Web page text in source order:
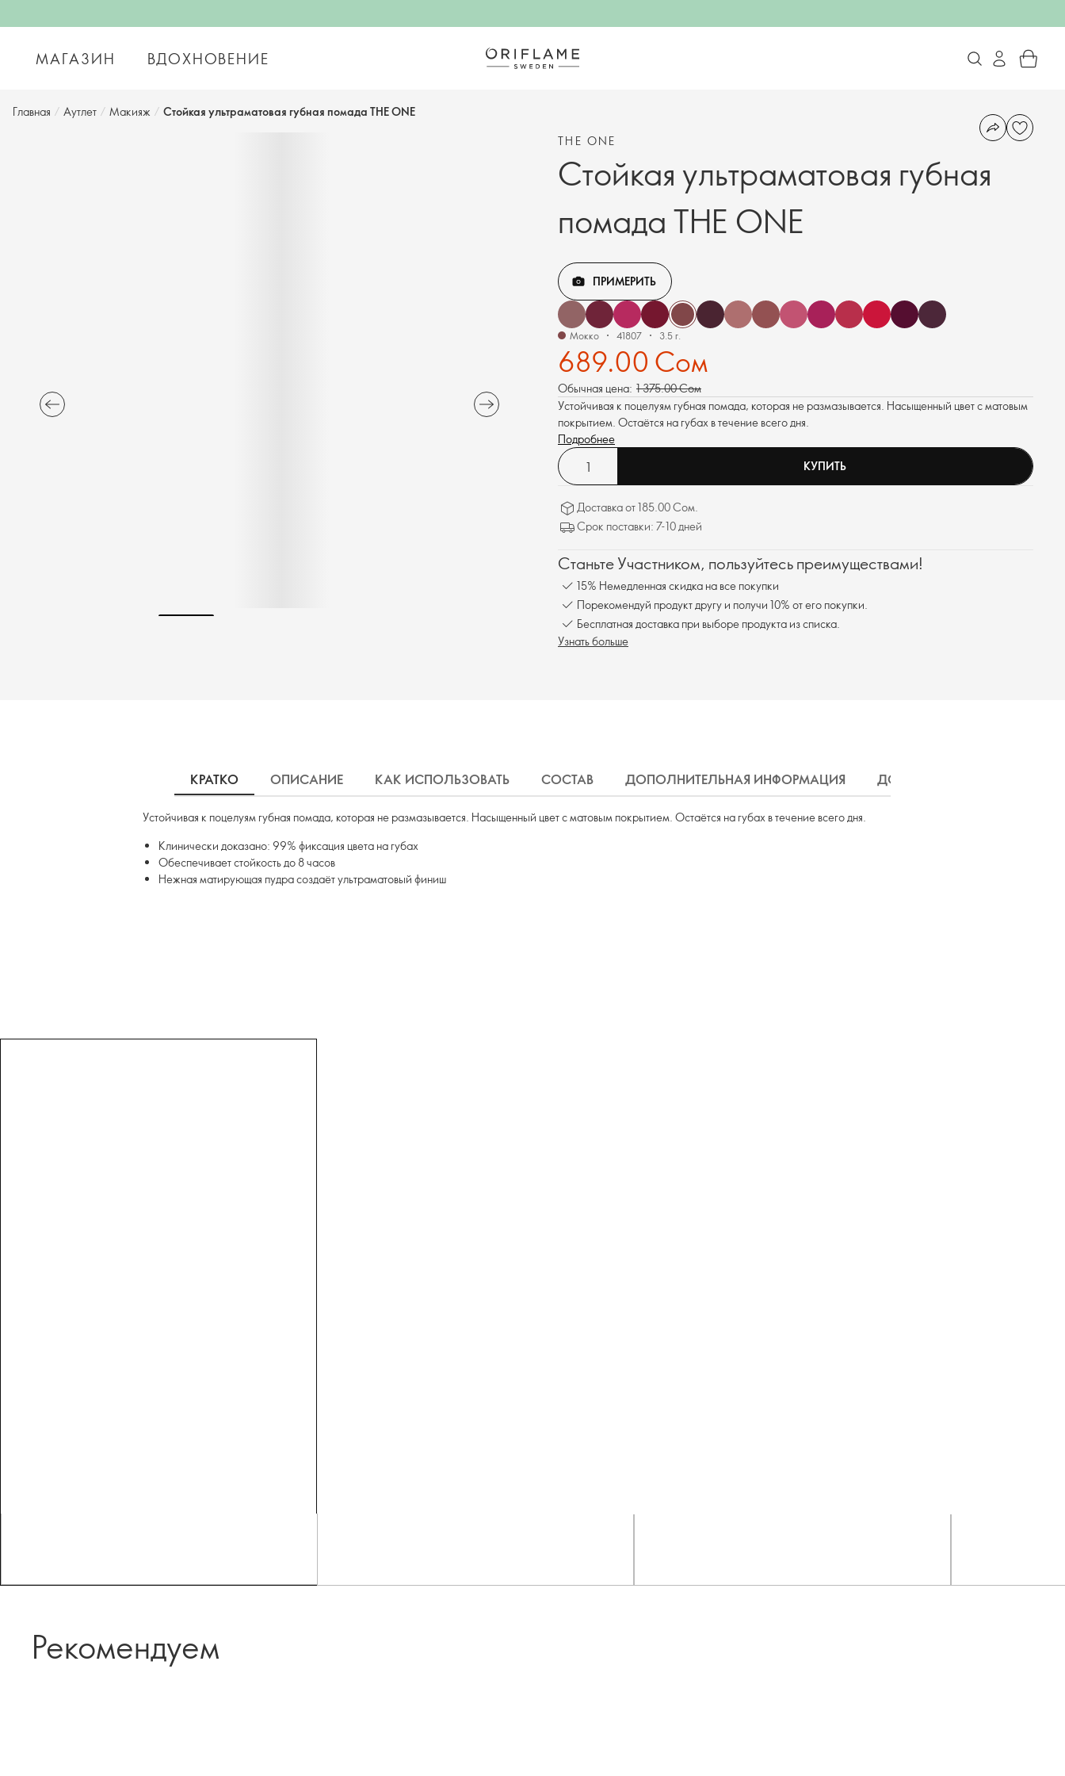
МАГАЗИН ВДОХНОВЕНИЕ
Главная / Аутлет / Макияж / Стойкая ультраматовая губная помада THE ONE
THE ONE
Стойкая ультраматовая губная
помада THE ONE
ПРИМЕРИТЬ
Мокко 41807 3.5 г.
689.00 Сом
Обычная цена: 1 375.00 Сом
Устойчивая к поцелуям губная помада, которая не размазывается. Насыщенный цвет с матовым
покрытием. Остаётся на губах в течение всего дня.
Подробнее
КУПИТЬ
Доставка от 185.00 Сом.
Срок поставки: 7-10 дней
Станьте Участником, пользуйтесь преимуществами!
15% Немедленная скидка на все покупки
Порекомендуй продукт другу и получи 10% от его покупки.
Бесплатная доставка при выборе продукта из списка.
Узнать больше
КРАТКО ОПИСАНИЕ КАК ИСПОЛЬЗОВАТЬ СОСТАВ ДОПОЛНИТЕЛЬНАЯ ИНФОРМАЦИЯ ДОСТАВКА
Устойчивая к поцелуям губная помада, которая не размазывается. Насыщенный цвет с матовым покрытием. Остаётся на губах в течение всего дня.
Клинически доказано: 99% фиксация цвета на губах
Обеспечивает стойкость до 8 часов
Нежная матирующая пудра создаёт ультраматовый финиш
Рекомендуем